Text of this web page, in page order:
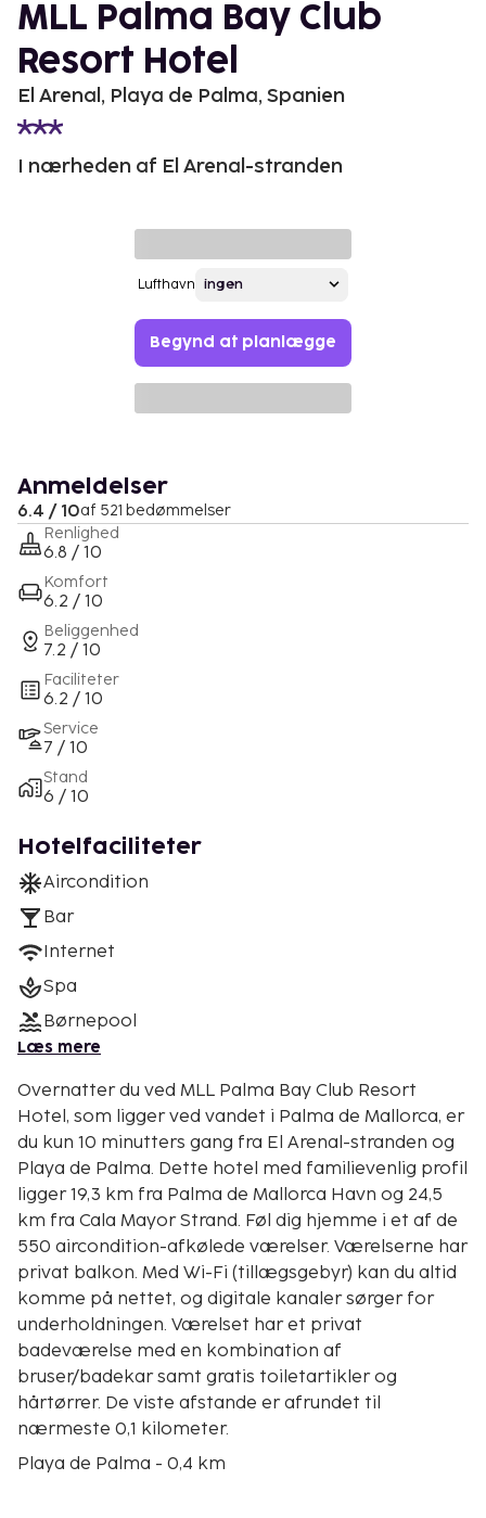
MLL Palma Bay Club
Resort Hotel
El Arenal, Playa de Palma, Spanien
I nærheden af El Arenal-stranden
Lufthavn
Begynd at planlægge
Anmeldelser
6.4 / 10af 521 bedømmelser
Renlighed
6.8 / 10
Komfort
6.2 / 10
Beliggenhed
7.2 / 10
Faciliteter
6.2 / 10
Service
7 / 10
Stand
6 / 10
Hotelfaciliteter
Aircondition
Bar
Internet
Spa
Børnepool
Læs mere
Overnatter du ved MLL Palma Bay Club Resort
Hotel, som ligger ved vandet i Palma de Mallorca, er
du kun 10 minutters gang fra El Arenal-stranden og
Playa de Palma. Dette hotel med familievenlig profil
ligger 19,3 km fra Palma de Mallorca Havn og 24,5
km fra Cala Mayor Strand. Føl dig hjemme i et af de
550 aircondition-afkølede værelser. Værelserne har
privat balkon. Med Wi-Fi (tillægsgebyr) kan du altid
komme på nettet, og digitale kanaler sørger for
underholdningen. Værelset har et privat
badeværelse med en kombination af
bruser/badekar samt gratis toiletartikler og
hårtørrer. De viste afstande er afrundet til
nærmeste 0,1 kilometer.
Playa de Palma - 0,4 km